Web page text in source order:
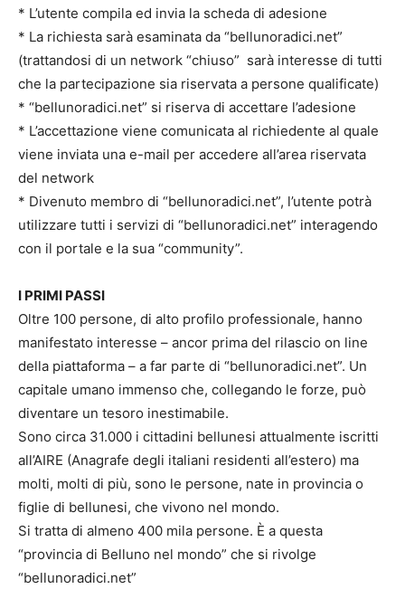
* L’utente compila ed invia la scheda di adesione
* La richiesta sarà esaminata da “bellunoradici.net”
(trattandosi di un network “chiuso” sarà interesse di tutti
che la partecipazione sia riservata a persone qualificate)
* “bellunoradici.net” si riserva di accettare l’adesione
* L’accettazione viene comunicata al richiedente al quale
viene inviata una e-mail per accedere all’area riservata
del network
* Divenuto membro di “bellunoradici.net”, l’utente potrà
utilizzare tutti i servizi di “bellunoradici.net” interagendo
con il portale e la sua “community”.
I PRIMI PASSI
Oltre 100 persone, di alto profilo professionale, hanno
manifestato interesse – ancor prima del rilascio on line
della piattaforma – a far parte di “bellunoradici.net”. Un
capitale umano immenso che, collegando le forze, può
diventare un tesoro inestimabile.
Sono circa 31.000 i cittadini bellunesi attualmente iscritti
all’AIRE (Anagrafe degli italiani residenti all’estero) ma
molti, molti di più, sono le persone, nate in provincia o
figlie di bellunesi, che vivono nel mondo.
Si tratta di almeno 400 mila persone. È a questa
“provincia di Belluno nel mondo” che si rivolge
“bellunoradici.net”